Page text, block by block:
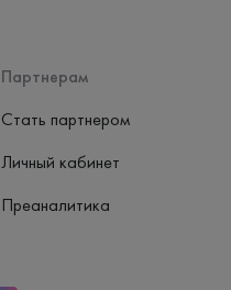
Партнерам
Стать партнером
Личный кабинет
Преаналитика